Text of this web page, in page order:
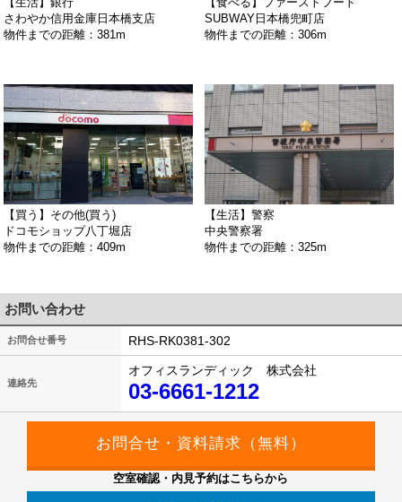
さわやか信用金庫日本橋支店
物件までの距離：381m
SUBWAY日本橋兜町店
物件までの距離：306m
【買う】その他(買う)
ドコモショップ八丁堀店
物件までの距離：409m
【生活】警察
中央警察署
物件までの距離：325m
お問い合わせ
お問合せ番号 RHS-RK0381-302
連絡先
オフィスランディック 株式会社
03-6661-1212
空室確認・内見予約はこちらから